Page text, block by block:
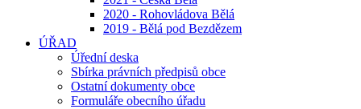
2020 - Rohovládova Bělá
2019 - Bělá pod Bezdězem
ÚŘAD
Úřední deska
Sbírka právních předpisů obce
Ostatní dokumenty obce
Formuláře obecního úřadu